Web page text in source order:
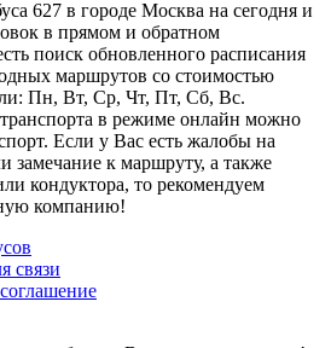
627 в городе Москва на сегодня и
в прямом и обратном
поиск обновленного расписания
маршрутов со стоимостью
Пн, Вт, Ср, Чт, Пт, Сб, Вс.
в режиме онлайн можно
Если у Вас есть жалобы на
замечание к маршруту, а также
кондуктора, то рекомендуем
компанию!
связи